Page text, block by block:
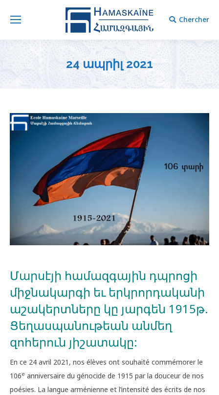
Chercher
Chercher
24 ապրիլ 2021
Մարսէյի համազգային դպրոցի
միջնակարգի եւ երկրորդականի
աշակերտները կը յարգեն 1915թ.
Ցեղասպանութեան անմեղ
զոհերուն յիշատակը:
En ce 24 avril 2021, nos élèves ont souhaité commémorer le
106e anniversaire du génocide de 1915 par la douceur de nos
poésies. La langue arménienne et l’intensité des écrits de nos